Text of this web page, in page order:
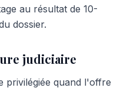
au résultat de 10-
dossier.
judiciaire
privilégiée quand l'offre